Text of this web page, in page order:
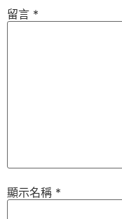
留言 *
顯示名稱 *